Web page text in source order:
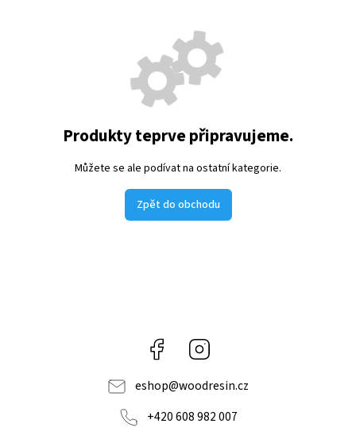
Produkty teprve připravujeme.
Můžete se ale podívat na ostatní kategorie.
Zpět do obchodu
Facebook
eshop@woodresin.cz
+420 608 982 007